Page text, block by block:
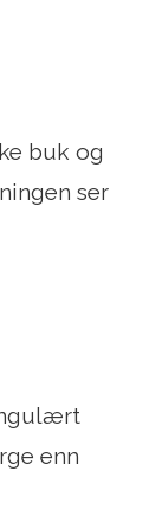
buk og
ser
enn